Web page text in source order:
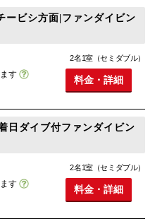
ービシ方面|ファンダイビン
す
2名1室（セミダブル）
料金・詳細
日ダイブ付ファンダイビン
す
2名1室（セミダブル）
料金・詳細